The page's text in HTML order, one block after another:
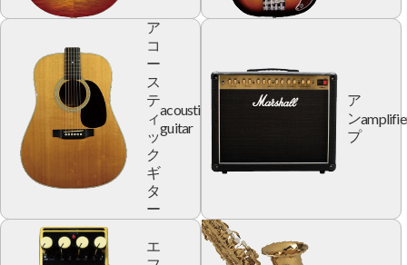
ア
コ
ー
ス
テ
ィ
ッ
ク
ギ
タ
ー
acoustic
guitar
ア
ン
プ
エ